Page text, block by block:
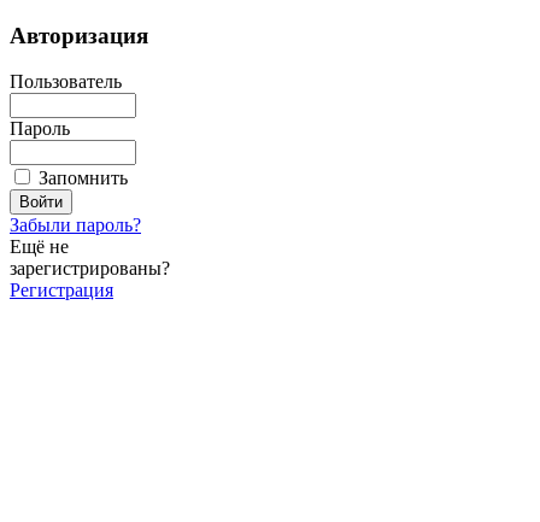
Авторизация
Пользователь
Пароль
Запомнить
Забыли пароль?
Ещё не
зарегистрированы?
Регистрация